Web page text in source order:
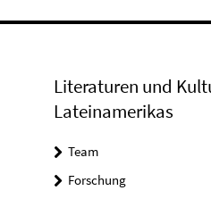
Literaturen und
Lateinamerikas
Team
Forschung